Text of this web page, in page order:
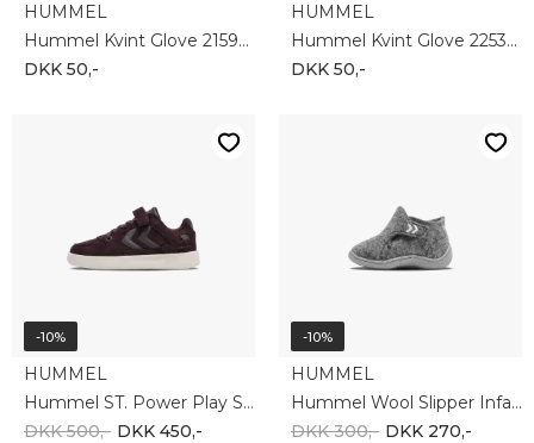
HUMMEL
Hummel Kvint Glove 215955-2001
DKK 50,-
HUMMEL
Hummel Kvint Glove 225317-8016
DKK 50,-
-10%
HUMMEL
Hummel ST. Power Play Suede JR 223924-8016
DKK 500,- DKK 450,-
-10%
HUMMEL
Hummel Wool Slipper Infant 210381-1100
DKK 300,- DKK 270,-